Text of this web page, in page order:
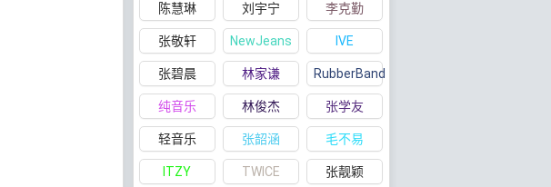
陈慧琳 刘宇宁 李克勤
张敬轩 NewJeans IVE
张碧晨 林家谦 RubberBand
纯音乐 林俊杰 张学友
轻音乐 张韶涵 毛不易
ITZY TWICE 张靓颖